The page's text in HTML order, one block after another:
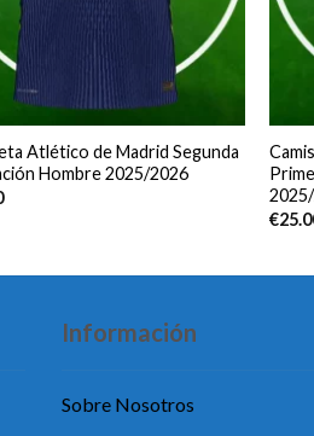
Atlético de Madrid Segunda
Hombre 2025/2026
€
Información
Sobre Nosotros